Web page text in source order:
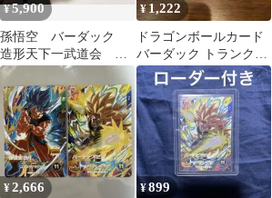
¥5,900
孫悟空 バーダック
造形天下一武道会 ド
ラゴンボール フィギ
ュア
¥1,222
ドラゴンボールカード
バーダック トランクス
青年期 2枚セット ア
ドバンスパック
¥2,666 ¥899